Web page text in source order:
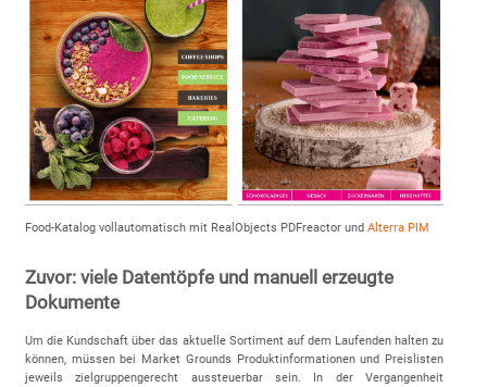
Food-Katalog vollautomatisch mit RealObjects PDFreactor und Alterra PIM
Zuvor: viele Datentöpfe und manuell erzeugte
Dokumente
Um die Kundschaft über das aktuelle Sortiment auf dem Laufenden halten zu
können, müssen bei Market Grounds Produktinformationen und Preislisten
jeweils zielgruppengerecht aussteuerbar sein. In der Vergangenheit